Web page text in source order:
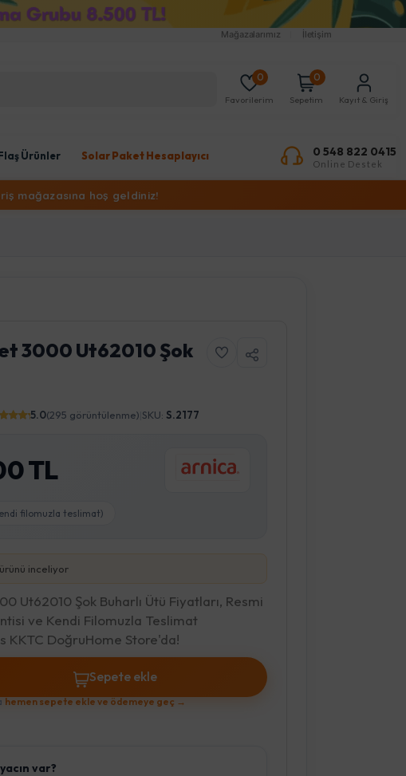
Mağazalarımız İletişim
0
Favorilerim
0
Sepetim Kayıt & Giriş
Ürünler Solar Paket Hesaplayıcı 0 548 822 0415
Online Destek
mağazasına hoş geldiniz!
3000 Ut62010 Şok
5.0(295 görüntülenme) SKU: S.2177
TL
filomuzla teslimat)
inceliyor
Ut62010 Şok Buharlı Ütü Fiyatları, Resmi
ve Kendi Filomuzla Teslimat
KKTC DoğruHome Store'da!
Sepete ekle
hemen sepete ekle ve ödemeye geç →
var?